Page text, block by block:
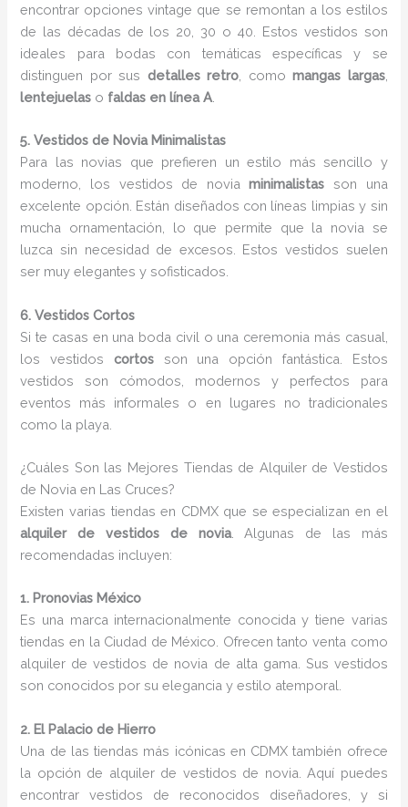
encontrar opciones vintage que se remontan a los estilos
de las décadas de los 20, 30 o 40. Estos vestidos son
ideales para bodas con temáticas específicas y se
distinguen por sus detalles retro , comomangas largas,
lentejuelas o faldas en línea A
5. Vestidos de Novia Minimalistas
Para las novias que prefieren un estilo más sencillo y
moderno, los vestidos de noviaminimalistas son una
excelente opción. Están diseñados con líneas limpias y sin
mucha ornamentación, lo que permite que la novia se
luzca sin necesidad de excesos. Estos vestidos suelen
ser muy elegantes y sofisticados.
6. Vestidos Cortos
Si te casas en una boda civil o una ceremonia más casual,
los vestidos cortosson una opción fantástica. Estos
vestidos son cómodos, modernos y perfectos para
eventos más informales o en lugares no tradicionales
como la playa.
¿Cuáles Son las Mejores Tiendas de Alquiler de Vestidos
de Novia en Las Cruces?
Existen varias tiendas en CDMX que se especializan en el
alquiler de vestidos de novia. Algunas de las más
recomendadas incluyen:
1. Pronovias México
Es una marca internacionalmente conocida y tiene varias
tiendas en la Ciudad de México. Ofrecen tanto venta como
alquiler de vestidos de novia de alta gama. Sus vestidos
son conocidos por su elegancia y estilo atemporal.
2. El Palacio de Hierro
Una de las tiendas más icónicas en CDMX también ofrece
la opción de alquiler de vestidos de novia. Aquí puedes
encontrar vestidos de reconocidos diseñadores, y si